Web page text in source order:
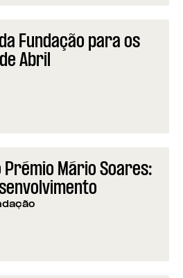
Fundação para os
Abril
da Fundação para os 50 anos
Prémio Mário Soares:
do Prémio Mário Soares: